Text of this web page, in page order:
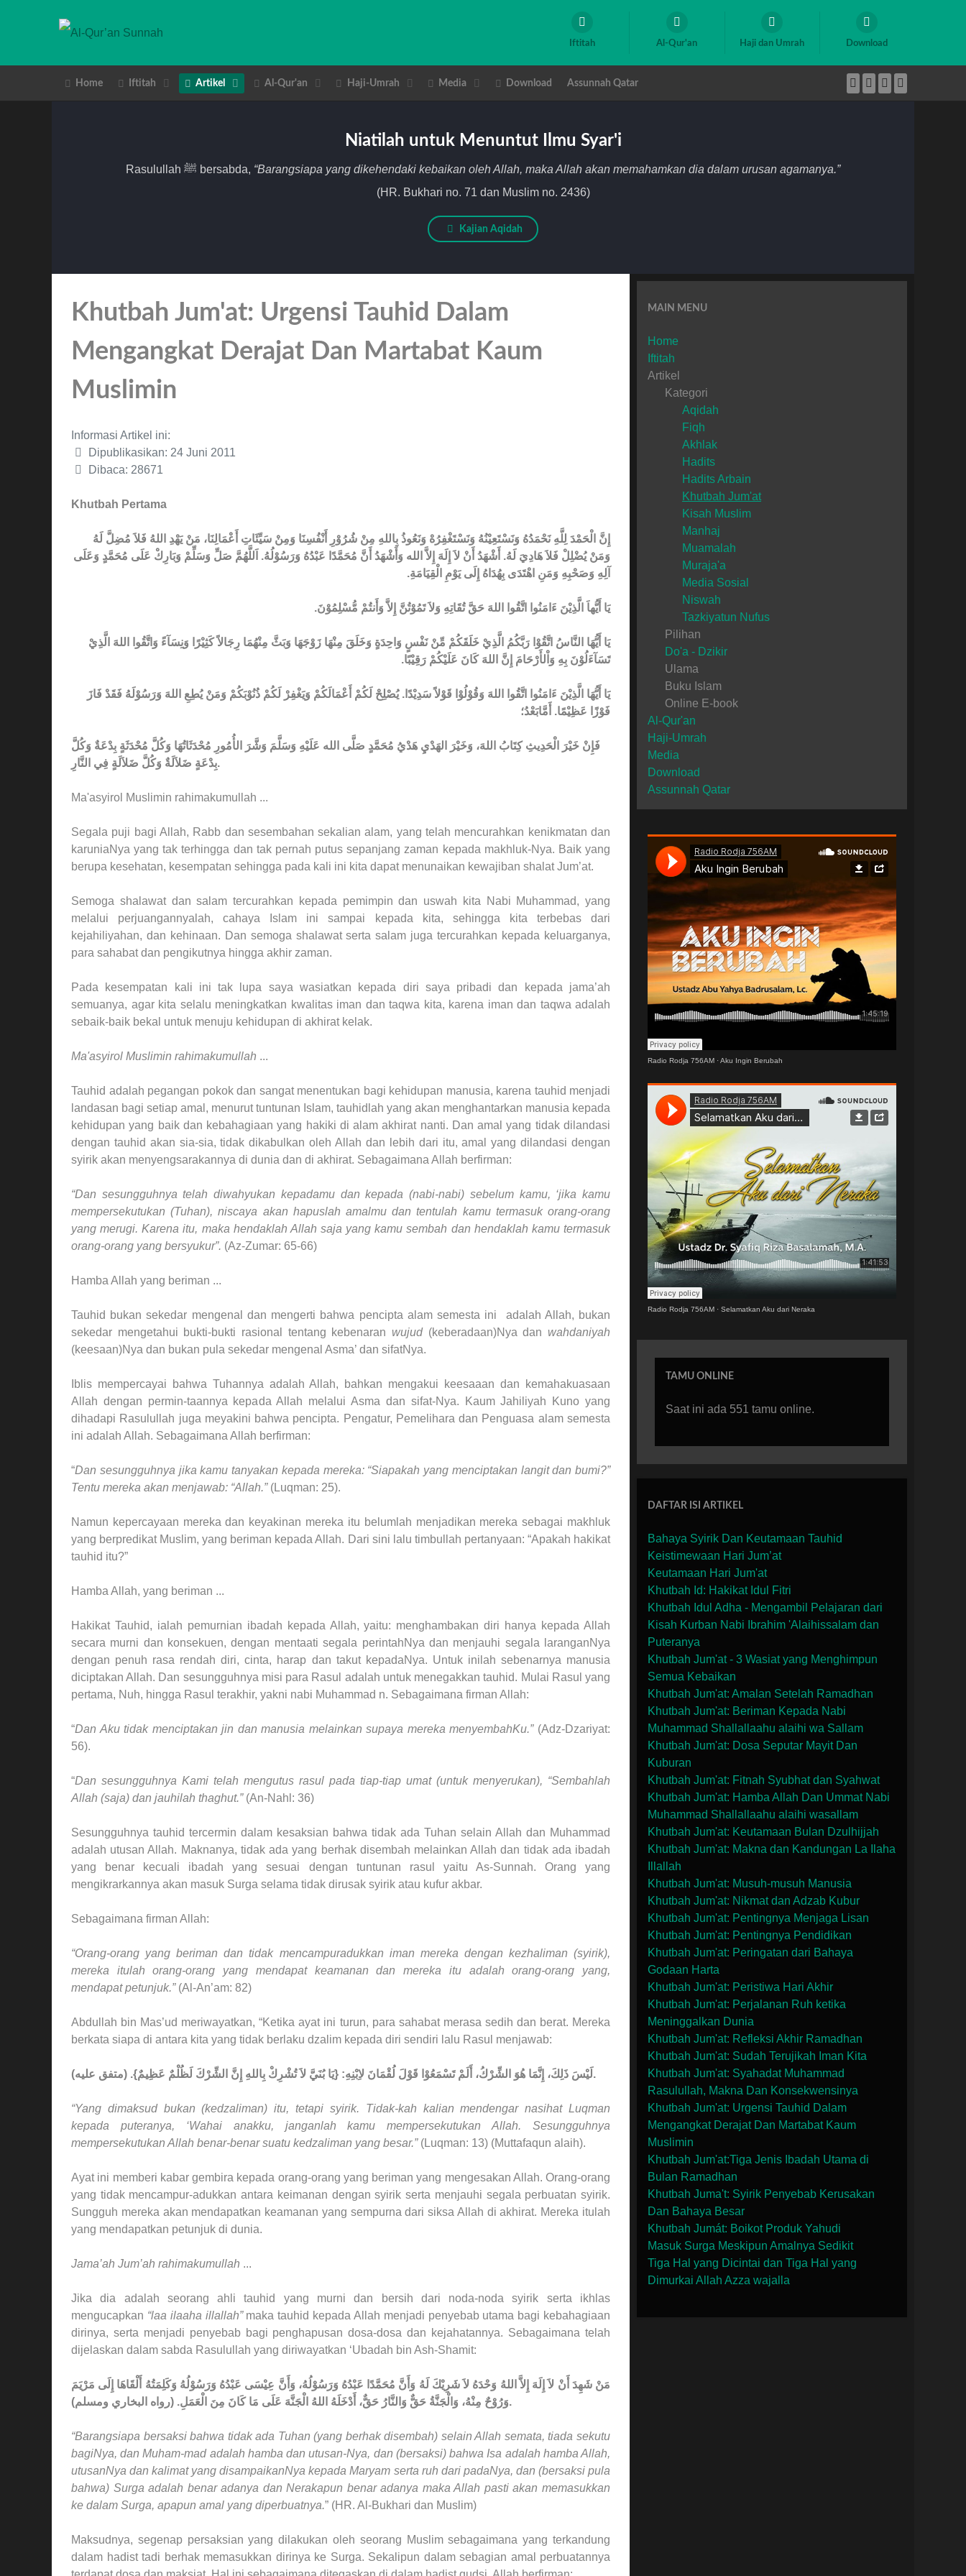
Iftitah Al-Qur'an Haji dan Umrah Download
Home Iftitah Artikel Al-Qur'an Haji-Umrah Media Download Assunnah Qatar
Niatilah untuk Menuntut Ilmu Syar'i
Rasulullah ﷺ bersabda, “Barangsiapa yang dikehendaki kebaikan oleh Allah, maka Allah akan memahamkan dia dalam urusan agamanya.”
(HR. Bukhari no. 71 dan Muslim no. 2436)
Kajian Aqidah
Khutbah Jum'at: Urgensi Tauhid Dalam
Mengangkat Derajat Dan Martabat Kaum
Muslimin
Informasi Artikel ini:
Dipublikasikan: 24 Juni 2011
Dibaca: 28671
Khutbah Pertama
إِنَّ الْحَمْدَ لِلَّهِ نَحْمَدُهُ وَنَسْتَعِيْنُهُ وَنَسْتَغْفِرُهْ وَنَعُوذُ بِاللهِ مِنْ شُرُوْرِ أَنْفُسِنَا وَمِنْ سَيِّئَاتِ أَعْمَالِنَا، مَنْ يَهْدِ اللهُ فَلاَ مُضِلَّ لَهُ
وَمَنْ يُضْلِلْ فَلاَ هَادِيَ لَهُ. أَشْهَدُ أَنْ لاَ إِلَهَ إِلاَّ الله وَأَشْهَدُ أَنَّ مُحَمَّدًا عَبْدُهُ وَرَسُوْلُهُ. اَللَّهُمَّ صَلِّ وَسَلِّمْ وَبَارِكْ عَلَى مُحَمَّدٍ وَعَلَى
آلِهِ وَصَحْبِهِ وَمَنِ اهْتَدَى بِهُدَاهُ إِلَى يَوْمِ الْقِيَامَةِ.
يَا أَيُّهاَ الَّذِيْنَ ءَامَنُوا اتَّقُوا اللهَ حَقَّ تُقَاتِهِ وَلاَ تَمُوْتُنَّ إِلاَّ وَأَنتُمْ مُّسْلِمُوْنَ.
يَا أَيُّهَا النَّاسُ اتَّقُوْا رَبَّكُمُ الَّذِيْ خَلَقَكُمْ مِّنْ نَفْسٍ وَاحِدَةٍ وَخَلَقَ مِنْهَا زَوْجَهَا وَبَثَّ مِنْهُمَا رِجَالاً كَثِيْرًا وَنِسَآءً وَاتَّقُوا اللهَ الَّذِيْ
تَسَآءَلُوْنَ بِهِ وَاْلأَرْحَامَ إِنَّ اللهَ كَانَ عَلَيْكُمْ رَقِيْبًا.
يَا أَيُّهَا الَّذِيْنَ ءَامَنُوا اتَّقُوا اللهَ وَقُوْلُوْا قَوْلاً سَدِيْدًا. يُصْلِحْ لَكُمْ أَعْمَالَكُمْ وَيَغْفِرْ لَكُمْ ذُنُوْبَكُمْ وَمَنْ يُطِعِ اللهَ وَرَسُوْلَهُ فَقَدْ فَازَ
فَوْزًا عَظِيْمًا. أَمَّابَعْدُ؛
فَإِنْ خَيْرَ الْحَدِيثِ كِتَابُ اللهَ، وَخَيْرَ الهَدْيِ هَدْيُ مُحَمَّدٍ صَلَّى الله عَلَيْهِ وَسَلَّمَ وَشَّرَ الأُمُورِ مُحْدَثَاتُهَا وَكُلَّ مُحْدَثَةٍ بِدْعَةٌ وَكُلَّ
بِدْعَةٍ ضَلاَلَةٌ وَكُلَّ ضَلاَلَةٍ فِي النَّارِ.
Ma'asyirol Muslimin rahimakumullah ...
Segala puji bagi Allah, Rabb dan sesembahan sekalian alam, yang telah mencurahkan kenikmatan dan
karuniaNya yang tak terhingga dan tak pernah putus sepanjang zaman kepada makhluk-Nya. Baik yang
berupa kesehatan, kesempatan sehingga pada kali ini kita dapat menunaikan kewajiban shalat Jum’at.
Semoga shalawat dan salam tercurahkan kepada pemimpin dan uswah kita Nabi Muhammad, yang
melalui perjuangannyalah, cahaya Islam ini sampai kepada kita, sehingga kita terbebas dari
kejahiliyahan, dan kehinaan. Dan semoga shalawat serta salam juga tercurahkan kepada keluarganya,
para sahabat dan pengikutnya hingga akhir zaman.
Pada kesempatan kali ini tak lupa saya wasiatkan kepada diri saya pribadi dan kepada jama’ah
semuanya, agar kita selalu meningkatkan kwalitas iman dan taqwa kita, karena iman dan taqwa adalah
sebaik-baik bekal untuk menuju kehidupan di akhirat kelak.
Ma'asyirol Muslimin rahimakumullah ...
Tauhid adalah pegangan pokok dan sangat menentukan bagi kehidupan manusia, karena tauhid menjadi
landasan bagi setiap amal, menurut tuntunan Islam, tauhidlah yang akan menghantarkan manusia kepada
kehidupan yang baik dan kebahagiaan yang hakiki di alam akhirat nanti. Dan amal yang tidak dilandasi
dengan tauhid akan sia-sia, tidak dikabulkan oleh Allah dan lebih dari itu, amal yang dilandasi dengan
syirik akan menyengsarakannya di dunia dan di akhirat. Sebagaimana Allah berfirman:
“Dan sesungguhnya telah diwahyukan kepadamu dan kepada (nabi-nabi) sebelum kamu, ‘jika kamu
mempersekutukan (Tuhan), niscaya akan hapuslah amalmu dan tentulah kamu termasuk orang-orang
yang merugi. Karena itu, maka hendaklah Allah saja yang kamu sembah dan hendaklah kamu termasuk
orang-orang yang bersyukur”. (Az-Zumar: 65-66)
Hamba Allah yang beriman ...
Tauhid bukan sekedar mengenal dan mengerti bahwa pencipta alam semesta ini adalah Allah, bukan
sekedar mengetahui bukti-bukti rasional tentang kebenaran wujud(keberadaan)Nya dan wahdaniyah
(keesaan)Nya dan bukan pula sekedar mengenal Asma’ dan sifatNya.
Iblis mempercayai bahwa Tuhannya adalah Allah, bahkan mengakui keesaaan dan kemahakuasaan
Allah dengan permin-taannya kepada Allah melalui Asma dan sifat-Nya. Kaum Jahiliyah Kuno yang
dihadapi Rasulullah juga meyakini bahwa pencipta. Pengatur, Pemelihara dan Penguasa alam semesta
ini adalah Allah. Sebagaimana Allah berfirman:
“Dan sesungguhnya jika kamu tanyakan kepada mereka: “Siapakah yang menciptakan langit dan bumi?”
Tentu mereka akan menjawab: “Allah.” (Luqman: 25).
Namun kepercayaan mereka dan keyakinan mereka itu belumlah menjadikan mereka sebagai makhluk
yang berpredikat Muslim, yang beriman kepada Allah. Dari sini lalu timbullah pertanyaan: “Apakah hakikat
tauhid itu?”
Hamba Allah, yang beriman ...
Hakikat Tauhid, ialah pemurnian ibadah kepada Allah, yaitu: menghambakan diri hanya kepada Allah
secara murni dan konsekuen, dengan mentaati segala perintahNya dan menjauhi segala laranganNya
dengan penuh rasa rendah diri, cinta, harap dan takut kepadaNya. Untuk inilah sebenarnya manusia
diciptakan Allah. Dan sesungguhnya misi para Rasul adalah untuk menegakkan tauhid. Mulai Rasul yang
pertama, Nuh, hingga Rasul terakhir, yakni nabi Muhammad n. Sebagaimana firman Allah:
“Dan Aku tidak menciptakan jin dan manusia melainkan supaya mereka menyembahKu.” (Adz-Dzariyat:
56).
“Dan sesungguhnya Kami telah mengutus rasul pada tiap-tiap umat (untuk menyerukan), “Sembahlah
Allah (saja) dan jauhilah thaghut.” (An-Nahl: 36)
Sesungguhnya tauhid tercermin dalam kesaksian bahwa tidak ada Tuhan selain Allah dan Muhammad
adalah utusan Allah. Maknanya, tidak ada yang berhak disembah melainkan Allah dan tidak ada ibadah
yang benar kecuali ibadah yang sesuai dengan tuntunan rasul yaitu As-Sunnah. Orang yang
mengikrarkannya akan masuk Surga selama tidak dirusak syirik atau kufur akbar.
Sebagaimana firman Allah:
“Orang-orang yang beriman dan tidak mencampuradukkan iman mereka dengan kezhaliman (syirik),
mereka itulah orang-orang yang mendapat keamanan dan mereka itu adalah orang-orang yang,
mendapat petunjuk.”(Al-An’am: 82)
Abdullah bin Mas’ud meriwayatkan, “Ketika ayat ini turun, para sahabat merasa sedih dan berat. Mereka
berkata siapa di antara kita yang tidak berlaku dzalim kepada diri sendiri lalu Rasul menjawab:
لَيْسَ ذَلِكَ، إِنَّمَا هُوَ الشِّرْكُ، أَلَمْ تَسْمَعُوْا قَوْلَ لُقْمَانَ لاِبْنِهِ: {يَا بُنَيَّ لاَ تُشْرِكْ بِاللهِ إِنَّ الشِّرْكَ لَظُلْمٌ عَظِيمٌ}. (متفق عليه).
“Yang dimaksud bukan (kedzaliman) itu, tetapi syirik. Tidak-kah kalian mendengar nasihat Luqman
kepada puteranya, ‘Wahai anakku, janganlah kamu mempersekutukan Allah. Sesungguhnya
mempersekutukan Allah benar-benar suatu kedzaliman yang besar.” (Luqman: 13) (Muttafaqun alaih).
Ayat ini memberi kabar gembira kepada orang-orang yang beriman yang mengesakan Allah. Orang-orang
yang tidak mencampur-adukkan antara keimanan dengan syirik serta menjauhi segala perbuatan syirik.
Sungguh mereka akan mendapatkan keamanan yang sempurna dari siksa Allah di akhirat. Mereka itulah
yang mendapatkan petunjuk di dunia.
Jama’ah Jum’ah rahimakumullah ...
Jika dia adalah seorang ahli tauhid yang murni dan bersih dari noda-noda syirik serta ikhlas
mengucapkan “laa ilaaha illallah”maka tauhid kepada Allah menjadi penyebab utama bagi kebahagiaan
dirinya, serta menjadi penyebab bagi penghapusan dosa-dosa dan kejahatannya. Sebagaimana telah
dijelaskan dalam sabda Rasulullah yang diriwayatkan ‘Ubadah bin Ash-Shamit:
مَنْ شَهِدَ أَنْ لاَ إِلَهَ إِلاَّ اللهُ وَحْدَهُ لاَ شَرِيْكَ لَهُ وَأَنَّ مُحَمَّدًا عَبْدُهُ وَرَسُوْلُهُ، وَأَنَّ عِيْسَى عَبْدُهُ وَرَسُوْلُهُ وَكَلِمَتُهُ أَلْقَاهَا إِلَى مَرْيَمَ
وَرُوْحٌ مِنْهُ، وَالْجَنَّةُ حَقٌّ وَالنَّارُ حَقٌّ، أَدْخَلَهُ اللهُ الْجَنَّهَ عَلَى مَا كَانَ مِنَ الْعَمَلِ. (رواه البخاري ومسلم).
“Barangsiapa bersaksi bahwa tidak ada Tuhan (yang berhak disembah) selain Allah semata, tiada sekutu
bagiNya, dan Muham-mad adalah hamba dan utusan-Nya, dan (bersaksi) bahwa Isa adalah hamba Allah,
utusanNya dan kalimat yang disampaikanNya kepada Maryam serta ruh dari padaNya, dan (bersaksi pula
bahwa) Surga adalah benar adanya dan Nerakapun benar adanya maka Allah pasti akan memasukkan
ke dalam Surga, apapun amal yang diperbuatnya.” (HR. Al-Bukhari dan Muslim)
Maksudnya, segenap persaksian yang dilakukan oleh seorang Muslim sebagaimana yang terkandung
dalam hadist tadi berhak memasukkan dirinya ke Surga. Sekalipun dalam sebagian amal perbuatannya
MAIN MENU
Home
Iftitah
Artikel
Kategori
Aqidah
Fiqh
Akhlak
Hadits
Hadits Arbain
Khutbah Jum'at
Kisah Muslim
Manhaj
Muamalah
Muraja'a
Media Sosial
Niswah
Tazkiyatun Nufus
Pilihan
Do'a - Dzikir
Ulama
Buku Islam
Online E-book
Al-Qur'an
Haji-Umrah
Media
Download
Assunnah Qatar
Radio Rodja 756AM ·Aku Ingin Berubah
Radio Rodja 756AM · Selamatkan Aku dari Neraka
TAMU ONLINE
Saat ini ada 551 tamu online.
DAFTAR ISI ARTIKEL
Bahaya Syirik Dan Keutamaan Tauhid
Keistimewaan Hari Jum’at
Keutamaan Hari Jum'at
Khutbah Id: Hakikat Idul Fitri
Khutbah Idul Adha - Mengambil Pelajaran dari
Kisah Kurban Nabi Ibrahim 'Alaihissalam dan
Puteranya
Khutbah Jum'at - 3 Wasiat yang Menghimpun
Semua Kebaikan
Khutbah Jum'at: Amalan Setelah Ramadhan
Khutbah Jum'at: Beriman Kepada Nabi
Muhammad Shallallaahu alaihi wa Sallam
Khutbah Jum'at: Dosa Seputar Mayit Dan
Kuburan
Khutbah Jum'at: Fitnah Syubhat dan Syahwat
Khutbah Jum'at: Hamba Allah Dan Ummat Nabi
Muhammad Shallallaahu alaihi wasallam
Khutbah Jum'at: Keutamaan Bulan Dzulhijjah
Khutbah Jum'at: Makna dan Kandungan La Ilaha
Illallah
Khutbah Jum'at: Musuh-musuh Manusia
Khutbah Jum'at: Nikmat dan Adzab Kubur
Khutbah Jum'at: Pentingnya Menjaga Lisan
Khutbah Jum'at: Pentingnya Pendidikan
Khutbah Jum'at: Peringatan dari Bahaya
Godaan Harta
Khutbah Jum'at: Peristiwa Hari Akhir
Khutbah Jum'at: Perjalanan Ruh ketika
Meninggalkan Dunia
Khutbah Jum'at: Refleksi Akhir Ramadhan
Khutbah Jum'at: Sudah Terujikah Iman Kita
Khutbah Jum'at: Syahadat Muhammad
Rasulullah, Makna Dan Konsekwensinya
Khutbah Jum'at: Urgensi Tauhid Dalam
Mengangkat Derajat Dan Martabat Kaum
Muslimin
Khutbah Jum'at:Tiga Jenis Ibadah Utama di
Bulan Ramadhan
Khutbah Juma't: Syirik Penyebab Kerusakan
Dan Bahaya Besar
Khutbah Jumát: Boikot Produk Yahudi
Masuk Surga Meskipun Amalnya Sedikit
Tiga Hal yang Dicintai dan Tiga Hal yang
Dimurkai Allah Azza wajalla